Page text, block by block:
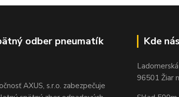
odber pneumatík
AXUS, s.r.o. zabezpečuje
Kde
96501 Žiar